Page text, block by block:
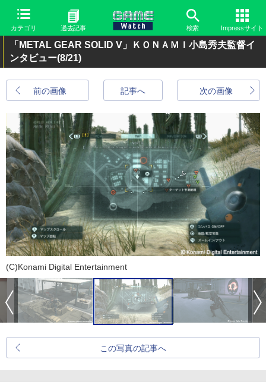
カテゴリ 過去記事 検索 Impressサイト
「METAL GEAR SOLID V」ＫＯＮＡＭＩ小島秀夫監督イ
ンタビュー(8/21)
前の画像 次の画像
記事へ
(C)Konami Digital Entertainment
この写真の記事へ